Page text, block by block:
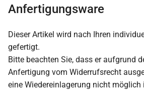
Anfertigungsware
Dieser Artikel wird nach Ihren
gefertigt.
Bitte beachten Sie, dass er aufgrund
Anfertigung vom Widerrufsrecht
eine Wiedereinlagerung nicht möglich